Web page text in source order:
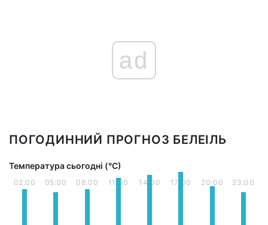
ad
ПОГОДИННИЙ ПРОГНОЗ БЕЛЕІЛЬ
Температура сьогодні (°С)
02:00 05:00 08:00 11:00 14:00 17:00 20:00 23:00